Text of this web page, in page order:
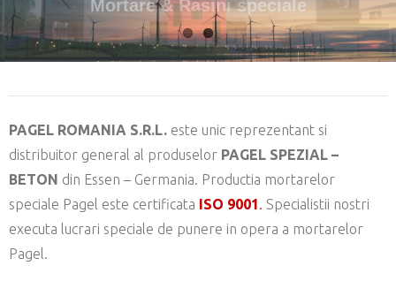
Produse & specificatii
Calitate si conformitate CE
Despre noi
Contact
Mortare & Rasini speciale
PAGEL ROMANIA S.R.L. este unic reprezentant si
distribuitor general al produselor PAGEL SPEZIAL –
BETON din Essen – Germania. Productia mortarelor
speciale Pagel este certificata ISO 9001
Specialistii nostri
executa lucrari speciale de punere in opera a mortarelor
Pagel.